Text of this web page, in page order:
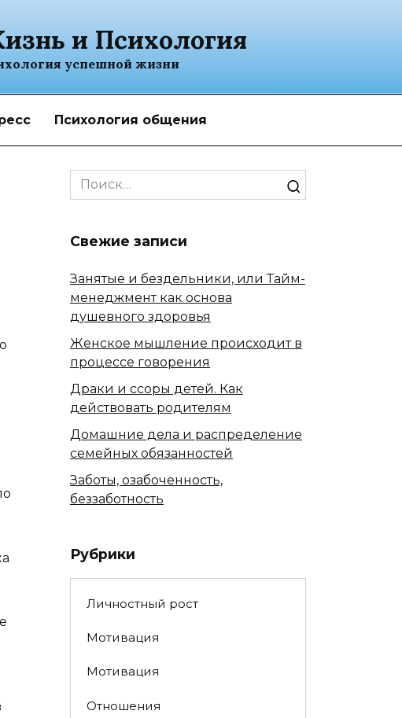
и Психология
успешной жизни
Психология общения
Search
for:
Свежие записи
Занятые и бездельники, или Тайм-
менеджмент как основа
душевного здоровья
Женское мышление происходит в
процессе говорения
Драки и ссоры детей. Как
действовать родителям
Домашние дела и распределение
семейных обязанностей
Заботы, озабоченность,
беззаботность
Рубрики
Личностный рост
Мотивация
Мотивация
Отношения